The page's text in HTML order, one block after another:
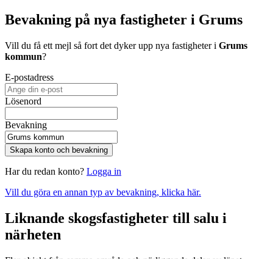
Bevakning på nya fastigheter i Grums
Vill du få ett mejl så fort det dyker upp nya fastigheter i Grums
kommun?
E-postadress
Lösenord
Bevakning
Skapa konto och bevakning
Har du redan konto? Logga in
Vill du göra en annan typ av bevakning, klicka här.
Liknande skogsfastigheter till salu i
närheten